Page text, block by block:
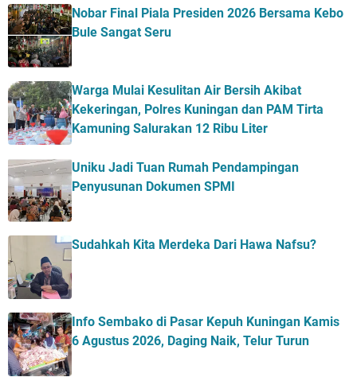
Nobar Final Piala Presiden 2026 Bersama Kebo
Bule Sangat Seru
Warga Mulai Kesulitan Air Bersih Akibat
Kekeringan, Polres Kuningan dan PAM Tirta
Kamuning Salurakan 12 Ribu Liter
Uniku Jadi Tuan Rumah Pendampingan
Penyusunan Dokumen SPMI
Sudahkah Kita Merdeka Dari Hawa Nafsu?
Info Sembako di Pasar Kepuh Kuningan Kamis
6 Agustus 2026, Daging Naik, Telur Turun